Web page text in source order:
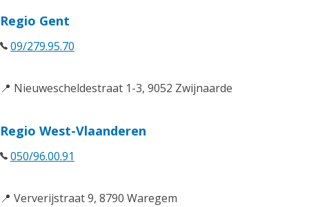
Regio Gent
09/279.95.70
📍 Nieuwescheldestraat 1-3, 9052 Zwijnaarde
Regio West-Vlaanderen
050/96.00.91
📍 Ververijstraat 9, 8790 Waregem